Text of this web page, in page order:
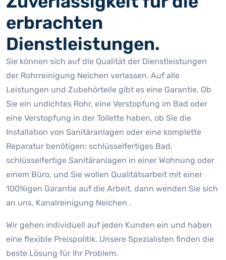
erbrachten
Dienstleistungen.
Sie können sich auf die Qualität der Dienstleistungen
der Rohrreinigung Neichen verlassen. Auf alle
Leistungen und Zubehörteile gibt es eine Garantie. Ob
Sie ein undichtes Rohr, eine Verstopfung im Bad oder
eine Verstopfung in der Toilette haben, ob Sie die
Installation von Sanitäranlagen oder eine komplette
Reparatur benötigen: schlüsselfertiges Bad,
schlüsselfertige Sanitäranlagen in einer Wohnung oder
einem Büro, und Sie wollen Qualitätsarbeit mit einer
100%igen Garantie auf die Arbeit, dann wenden Sie sich
an uns, Kanalreinigung Neichen .
Wir gehen individuell auf jeden Kunden ein und haben
eine flexible Preispolitik. Unsere Spezialisten finden die
beste Lösung für Ihr Problem.